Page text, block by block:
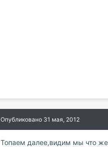
Опубликовано 31 мая, 2012
Топаем далее,видим мы что